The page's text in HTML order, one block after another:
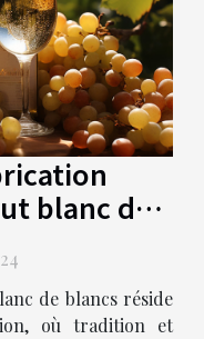
blanc de
de blancs réside
où tradition et